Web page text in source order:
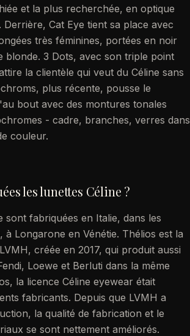
et la plus recherchée, en optique
Cat Eye tient sa place avec
très féminines, portées en noir
blonde. 3 Dots, avec son triple point
la clientèle qui veut du Céline sans
plus récente, pousse le
bout avec des montures tonales
- cadre, branches, verres dans
couleur.
les lunettes Céline ?
sont fabriquées en Italie, dans les
à Longarone en Vénétie. Thélios est la
créée en 2017, qui produit aussi
Loewe et Berluti dans la même
la licence Céline eyewear était
fabricants. Depuis que LVMH a
la qualité de fabrication et le
se sont nettement améliorés.